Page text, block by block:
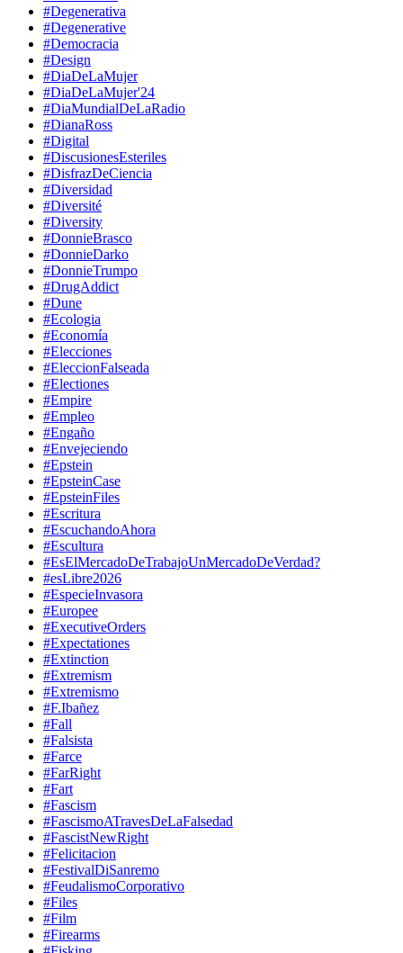
#Degenerativa
#Degenerative
#Democracia
#Design
#DiaDeLaMujer
#DiaDeLaMujer'24
#DiaMundialDeLaRadio
#DianaRoss
#Digital
#DiscusionesEsteriles
#DisfrazDeCiencia
#Diversidad
#Diversité
#Diversity
#DonnieBrasco
#DonnieDarko
#DonnieTrumpo
#DrugAddict
#Dune
#Ecologia
#Economía
#Elecciones
#EleccionFalseada
#Electiones
#Empire
#Empleo
#Engaño
#Envejeciendo
#Epstein
#EpsteinCase
#EpsteinFiles
#Escritura
#EscuchandoAhora
#Escultura
#EsElMercadoDeTrabajoUnMercadoDeVerdad?
#esLibre2026
#EspecieInvasora
#Europee
#ExecutiveOrders
#Expectationes
#Extinction
#Extremism
#Extremismo
#F.Ibañez
#Fall
#Falsista
#Farce
#FarRight
#Fart
#Fascism
#FascismoATravesDeLaFalsedad
#FascistNewRight
#Felicitacion
#FestivalDiSanremo
#FeudalismoCorporativo
#Files
#Film
#Firearms